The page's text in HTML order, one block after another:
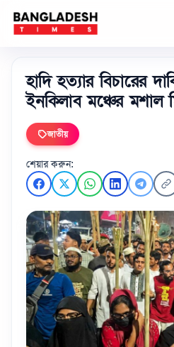
হাদি হত্যার বিচারের
ইনকিলাব মঞ্চের মশাল
জাতীয়
শেয়ার করুন: